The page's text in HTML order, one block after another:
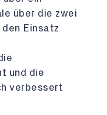
über die zwei
Einsatz
und die
verbessert